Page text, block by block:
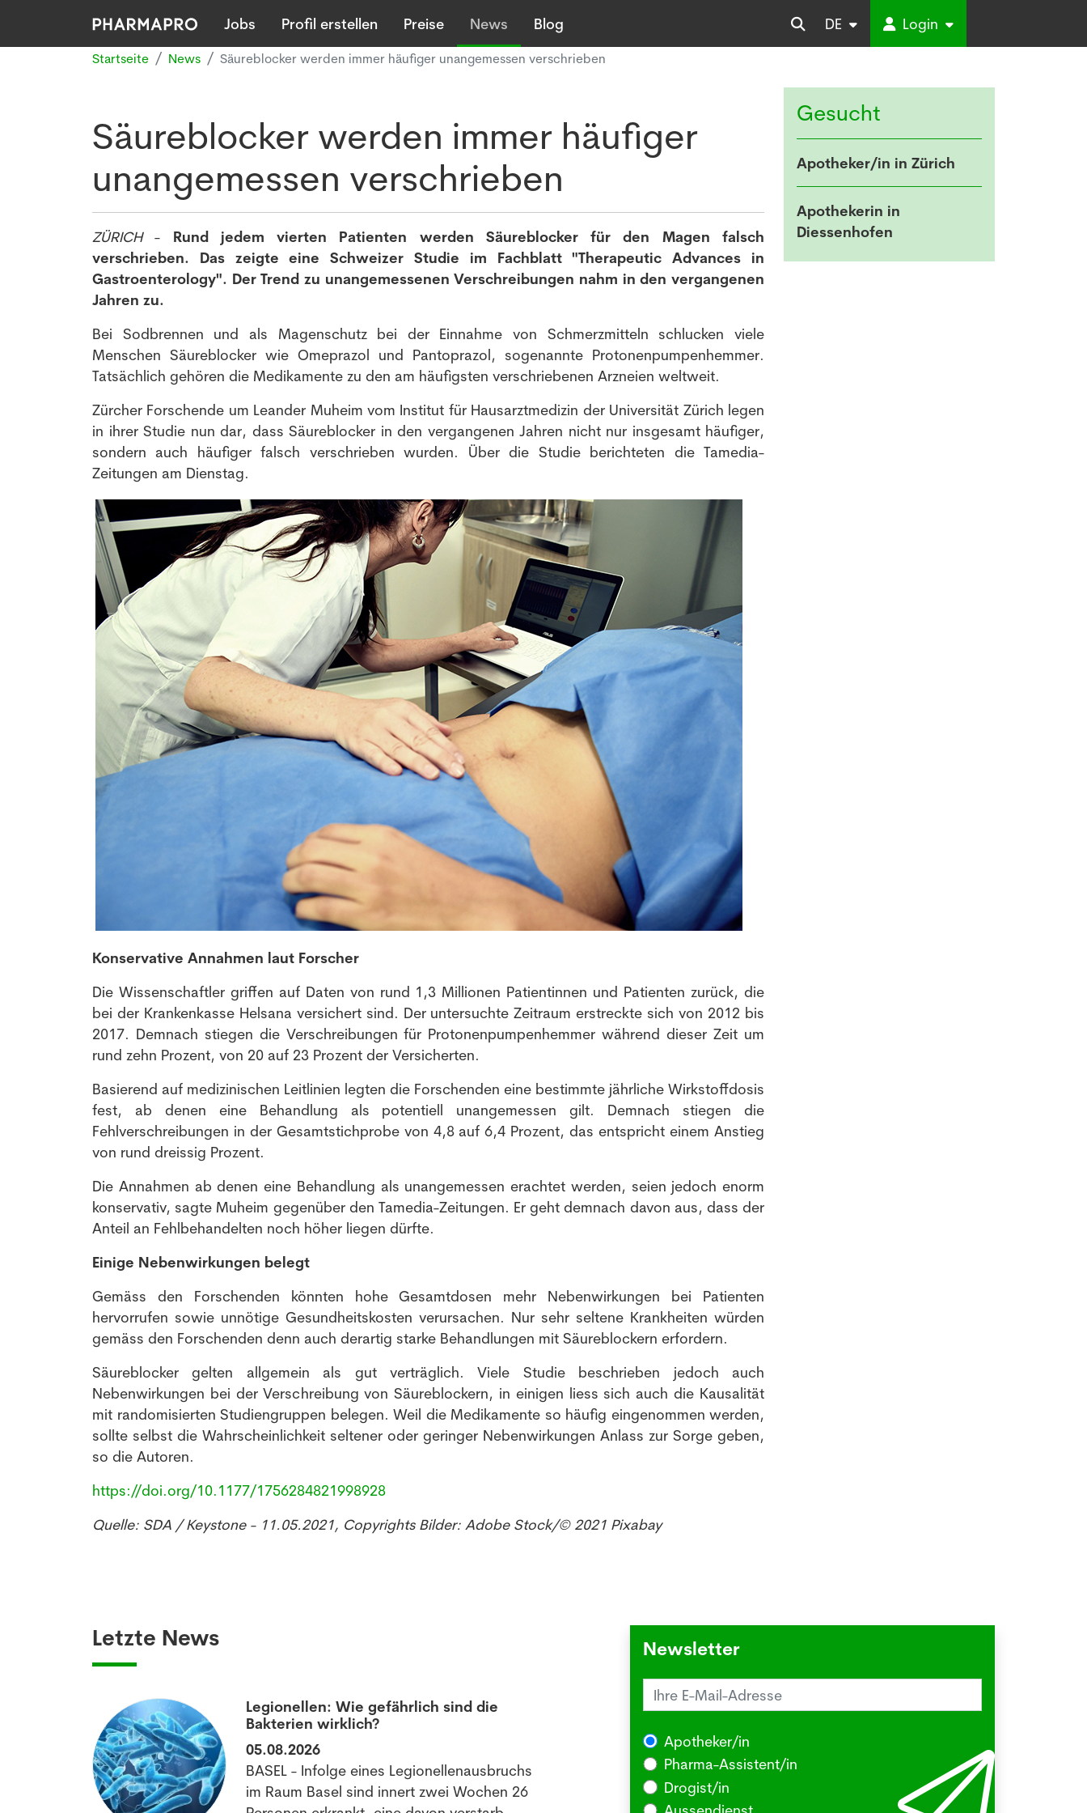
Jobs Profil erstellen Preise News Blog DE Login
Startseite News Säureblocker werden immer häufiger unangemessen verschrieben
Säureblocker werden immer häufiger
unangemessen verschrieben
ZÜRICH- Rund jedem vierten Patienten werden Säureblocker für den Magen falsch
verschrieben. Das zeigte eine Schweizer Studie im Fachblatt "Therapeutic Advances in
Gastroenterology". Der Trend zu unangemessenen Verschreibungen nahm in den vergangenen
Jahren zu.
Bei Sodbrennen und als Magenschutz bei der Einnahme von Schmerzmitteln schlucken viele
Menschen Säureblocker wie Omeprazol und Pantoprazol, sogenannte Protonenpumpenhemmer.
Tatsächlich gehören die Medikamente zu den am häufigsten verschriebenen Arzneien weltweit.
Zürcher Forschende um Leander Muheim vom Institut für Hausarztmedizin der Universität Zürich legen
in ihrer Studie nun dar, dass Säureblocker in den vergangenen Jahren nicht nur insgesamt häufiger,
sondern auch häufiger falsch verschrieben wurden. Über die Studie berichteten die Tamedia-
Zeitungen am Dienstag.
Konservative Annahmen laut Forscher
Die Wissenschaftler griffen auf Daten von rund 1,3 Millionen Patientinnen und Patienten zurück, die
bei der Krankenkasse Helsana versichert sind. Der untersuchte Zeitraum erstreckte sich von 2012 bis
2017. Demnach stiegen die Verschreibungen für Protonenpumpenhemmer während dieser Zeit um
rund zehn Prozent, von 20 auf 23 Prozent der Versicherten.
Basierend auf medizinischen Leitlinien legten die Forschenden eine bestimmte jährliche Wirkstoffdosis
fest, ab denen eine Behandlung als potentiell unangemessen gilt. Demnach stiegen die
Fehlverschreibungen in der Gesamtstichprobe von 4,8 auf 6,4 Prozent, das entspricht einem Anstieg
von rund dreissig Prozent.
Die Annahmen ab denen eine Behandlung als unangemessen erachtet werden, seien jedoch enorm
konservativ, sagte Muheim gegenüber den Tamedia-Zeitungen. Er geht demnach davon aus, dass der
Anteil an Fehlbehandelten noch höher liegen dürfte.
Einige Nebenwirkungen belegt
Gemäss den Forschenden könnten hohe Gesamtdosen mehr Nebenwirkungen bei Patienten
hervorrufen sowie unnötige Gesundheitskosten verursachen. Nur sehr seltene Krankheiten würden
gemäss den Forschenden denn auch derartig starke Behandlungen mit Säureblockern erfordern.
Säureblocker gelten allgemein als gut verträglich. Viele Studie beschrieben jedoch auch
Nebenwirkungen bei der Verschreibung von Säureblockern, in einigen liess sich auch die Kausalität
mit randomisierten Studiengruppen belegen. Weil die Medikamente so häufig eingenommen werden,
sollte selbst die Wahrscheinlichkeit seltener oder geringer Nebenwirkungen Anlass zur Sorge geben,
so die Autoren.
https://doi.org/10.1177/1756284821998928
Quelle: SDA / Keystone - 11.05.2021, Copyrights Bilder: Adobe Stock/© 2021 Pixabay
Gesucht
Apotheker/in in Zürich
Apothekerin in
Diessenhofen
Letzte News
Legionellen: Wie gefährlich sind die
Bakterien wirklich?
05.08.2026
BASEL - Infolge eines Legionellenausbruchs
im Raum Basel sind innert zwei Wochen 26
Juckreiz im Sommer? Schuld sein könnte
03.08.2026
BERLIN - Viele kleine Tierchen sind in den
Sommermonaten unterwegs, die stechen
Newsletter
Apotheker/in
Pharma-Assistent/in
Drogist/in
NEWSLETTER
Anmeldung Newsletter
Melde dich kostenlos für unseren Newsletter an und
erhalte einmal pro Woche die neusten Stellenangebote
und News aus der Welt der Pharmazie und Medizin.